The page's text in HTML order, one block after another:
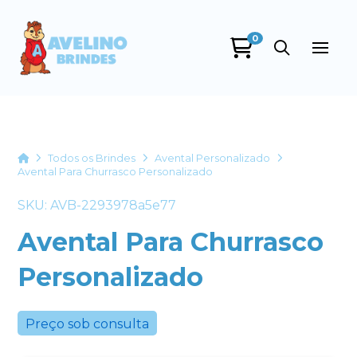
0
HomeTodos os Brindes
Avental Personalizado
Avental Para Churrasco Personalizado
SKU: AVB-2293978a5e77
Avental Para Churrasco
Personalizado
Preço sob consulta
+55